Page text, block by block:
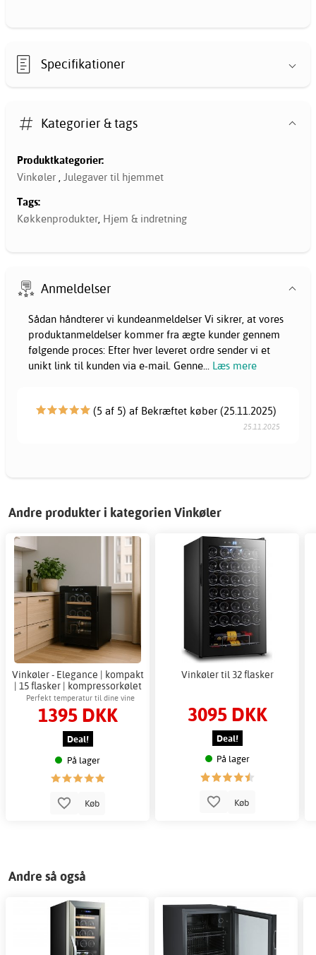
Specifikationer
Kategorier & tags
Produktkategorier:
Vinkøler , Julegaver til hjemmet
Tags:
Køkkenprodukter, Hjem & indretning
Anmeldelser
Sådan håndterer vi kundeanmeldelser Vi sikrer, at vores
produktanmeldelser kommer fra ægte kunder gennem
følgende proces: Efter hver leveret ordre sender vi et
unikt link til kunden via e-mail. Genne... Læs mere
(5 af 5) af Bekræftet køber (25.11.2025)
25.11.2025
Andre produkter i kategorien Vinkøler
Vinkøler - Elegance | kompakt
| 15 flasker | kompressorkølet
Perfekt temperatur til dine vine
1395 DKK
Deal!
På lager
Køb
Vinkøler til 32 flasker
3095 DKK
Deal!
På lager
Køb
Andre så også